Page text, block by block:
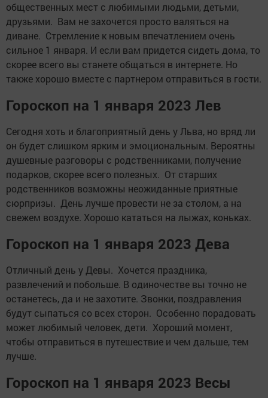
общественных мест с любимыми людьми, детьми,
друзьями. Вам не захочется просто валяться на
диване. Стремление к новым впечатлением очень
сильное 1 января. И если вам придется сидеть дома, то
скорее всего вы станете общаться в интернете. Но
также хорошо вместе с партнером отправиться в гости.
Гороскоп на 1 января 2023 Лев
Сегодня хоть и благоприятный день у Льва, но вряд ли
он будет слишком ярким и эмоциональным. Вероятны
душевные разговоры с родственниками, получение
подарков, скорее всего полезных. От старших
родственников возможны неожиданные приятные
сюрпризы. День лучше провести не за столом, а на
свежем воздухе. Хорошо кататься на лыжах, коньках.
Гороскоп на 1 января 2023 Дева
Отличный день у Девы. Хочется праздника,
развлечений и побольше. В одиночестве вы точно не
останетесь, да и не захотите. Звонки, поздравления
будут сыпаться со всех сторон. Особенно порадовать
может любимый человек, дети. Хороший момент,
чтобы отправиться в путешествие и чем дальше, тем
лучше.
Гороскоп на 1 января 2023 Весы